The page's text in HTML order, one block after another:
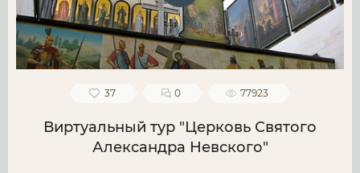
37 0 77923
Виртуальный тур "Церковь Святого
Александра Невского"